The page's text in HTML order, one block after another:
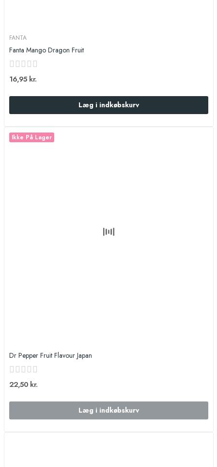
FANTA
Fanta Mango Dragon Fruit
16,95 kr.
Læg i indkøbskurv
Ikke På Lager
Dr Pepper Fruit Flavour Japan
22,50 kr.
Læg i indkøbskurv